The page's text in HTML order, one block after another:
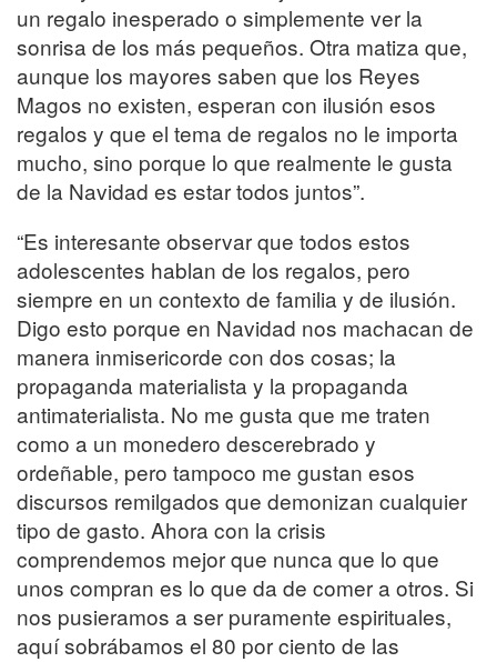
un regalo inesperado o simplemente ver la
sonrisa de los más pequeños. Otra matiza que,
aunque los mayores saben que los Reyes
Magos no existen, esperan con ilusión esos
regalos y que el tema de regalos no le importa
mucho, sino porque lo que realmente le gusta
de la Navidad es estar todos juntos”.
“Es interesante observar que todos estos
adolescentes hablan de los regalos, pero
siempre en un contexto de familia y de ilusión.
Digo esto porque en Navidad nos machacan de
manera inmisericorde con dos cosas; la
propaganda materialista y la propaganda
antimaterialista. No me gusta que me traten
como a un monedero descerebrado y
ordeñable, pero tampoco me gustan esos
discursos remilgados que demonizan cualquier
tipo de gasto. Ahora con la crisis
comprendemos mejor que nunca que lo que
unos compran es lo que da de comer a otros. Si
nos pusieramos a ser puramente espirituales,
aquí sobrábamos el 80 por ciento de las